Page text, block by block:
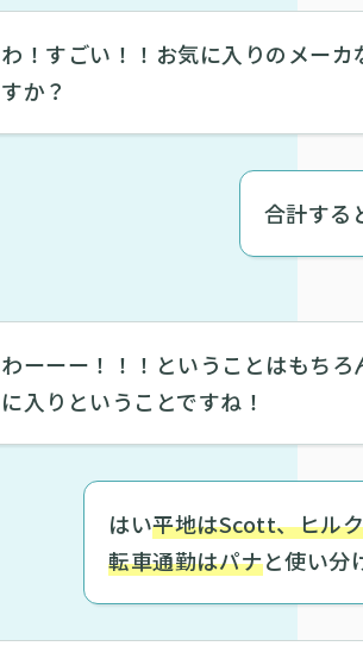
わ！すごい！！お気に入りのメーカ
すか？
合計する
わーーー！！！ということはもちろ
に入りということですね！
はい平地はScott、ヒル
転車通勤はパナと使い分